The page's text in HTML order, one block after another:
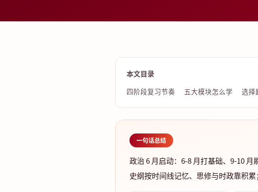
本文目录
四阶段复习节奏
五大模块怎么学 选择
一句话总结
政治 6 月启动：6-8 月打基础、9-10
史纲按时间线记忆、思修与时政靠积